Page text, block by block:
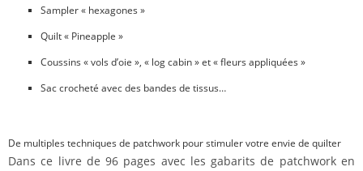
Sampler « hexagones »
Quilt « Pineapple »
Coussins « vols d’oie », « log cabin » et « fleurs appliquées »
Sac crocheté avec des bandes de tissus…
De multiples techniques de patchwork pour stimuler votre envie de quilter
Dans ce livre de 96 pages avec les gabarits de patchwork en